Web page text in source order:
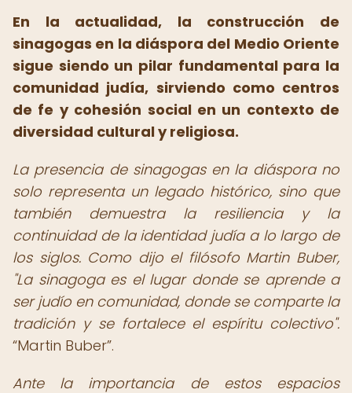
En la actualidad, la construcción de
sinagogas en la diáspora del Medio Oriente
sigue siendo un pilar fundamental para la
comunidad judía, sirviendo como centros
de fe y cohesión social en un contexto de
diversidad cultural y religiosa.
La presencia de sinagogas en la diáspora no
solo representa un legado histórico, sino que
también demuestra la resiliencia y la
continuidad de la identidad judía a lo largo de
los siglos. Como dijo el filósofo Martin Buber,
"La sinagoga es el lugar donde se aprende a
ser judío en comunidad, donde se comparte la
tradición y se fortalece el espíritu colectivo".
Martin Buber .
Ante la importancia de estos espacios